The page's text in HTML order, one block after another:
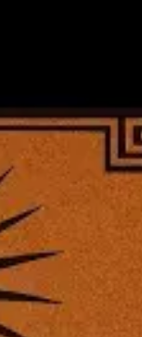
to the
can't kill
would we want to